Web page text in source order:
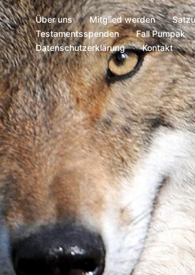
Über uns Mitglied werden
Testamentsspenden
Fall Pumpak
Datenschutzerklärung
Kontakt